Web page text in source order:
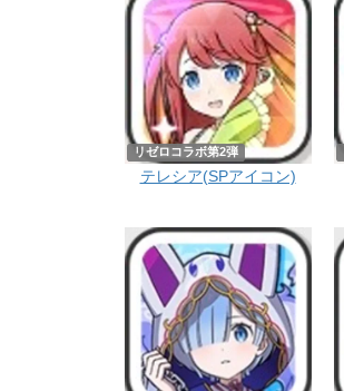
リゼロコラボ第2弾
テレシア(SPアイコン)